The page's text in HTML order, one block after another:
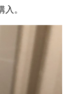
。